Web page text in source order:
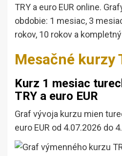
TRY a euro EUR online.
obdobie: 1 mesiac, 3
rokov, 10 rokov a
Mesačné kurzy
Kurz 1 mesiac
TRY a euro EUR
Graf vývoja kurzu mien
euro EUR od 4.07.2026 do